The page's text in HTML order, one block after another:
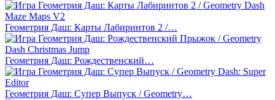
Геометрия Даш: Карты Лабиринтов 2 /…
Геометрия Даш: Рождественский…
Геометрия Даш: Супер Выпуск / Geometry…